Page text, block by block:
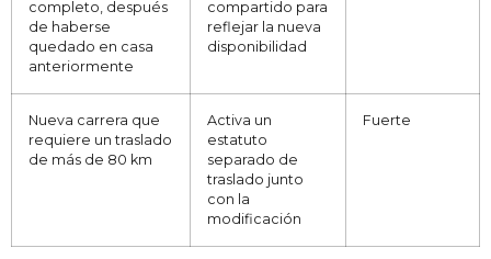
completo, después
de haberse
quedado en casa
anteriormente
compartido para
reflejar la nueva
disponibilidad
Nueva carrera que
requiere un traslado
de más de 80 km
Activa un
estatuto
separado de
traslado junto
con la
modificación
Fuerte